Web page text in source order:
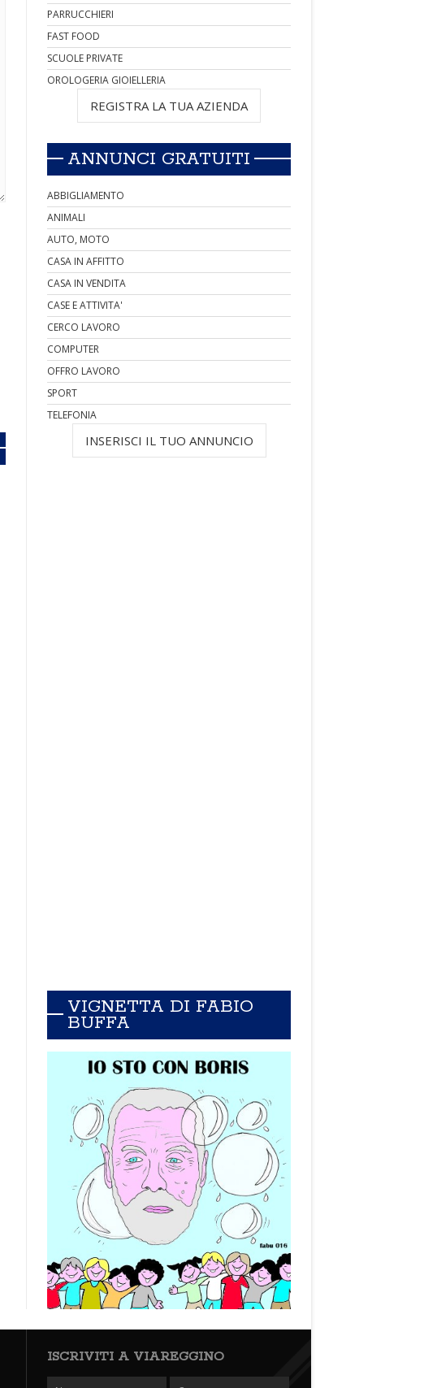
PARRUCCHIERI
FAST FOOD
SCUOLE PRIVATE
OROLOGERIA GIOIELLERIA
REGISTRA LA TUA AZIENDA
ANNUNCI GRATUITI
ABBIGLIAMENTO
ANIMALI
AUTO, MOTO
CASA IN AFFITTO
CASA IN VENDITA
CASE E ATTIVITA'
CERCO LAVORO
COMPUTER
OFFRO LAVORO
SPORT
TELEFONIA
INSERISCI IL TUO ANNUNCIO
VIGNETTA DI FABIO
BUFFA
ISCRIVITI A VIAREGGINO